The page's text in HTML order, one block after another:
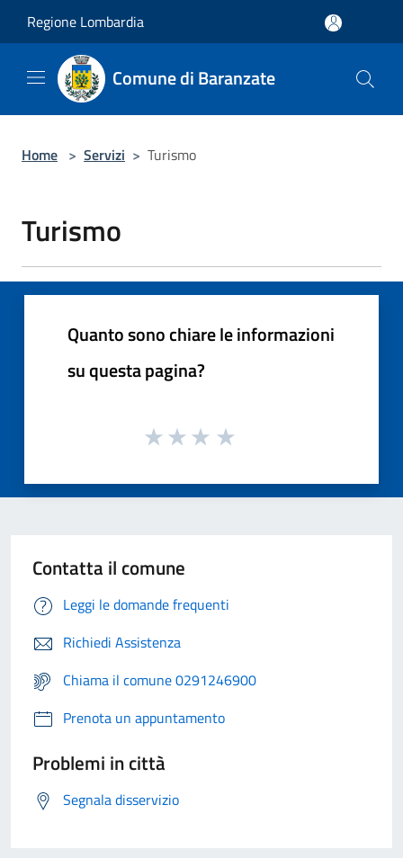
Regione Lombardia
Comune di Baranzate
Home > Servizi > Turismo
Turismo
Quanto sono chiare le informazioni
su questa pagina?
Contatta il comune
Leggi le domande frequenti
Richiedi Assistenza
Chiama il comune 0291246900
Prenota un appuntamento
Problemi in città
Segnala disservizio